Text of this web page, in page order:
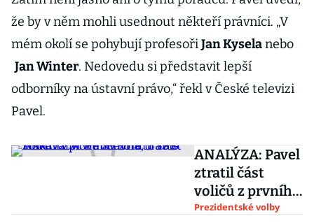
že by v něm mohli usednout někteří právníci. „V
mém okolí se pohybují profesořiJan Kyselanebo
Jan Winter. Nedovedu si představit lepší
odborníky na ústavní právo,“ řekl v České televizi
Pavel.
ANALÝZA: Pavel
ztratil část
voličů z prvního
kola, Babiš
Prezidentské volby